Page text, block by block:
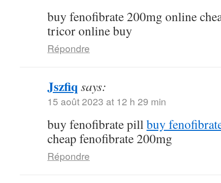
buy fenofibrate 200mg online
tricor online buy
Répondre
Jszfiq says:
15 août 2023 at 12 h 29 min
buy fenofibrate pillbuy
cheap fenofibrate 200mg
Répondre